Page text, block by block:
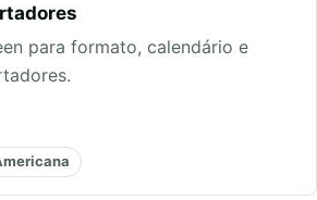
para formato, calendário e